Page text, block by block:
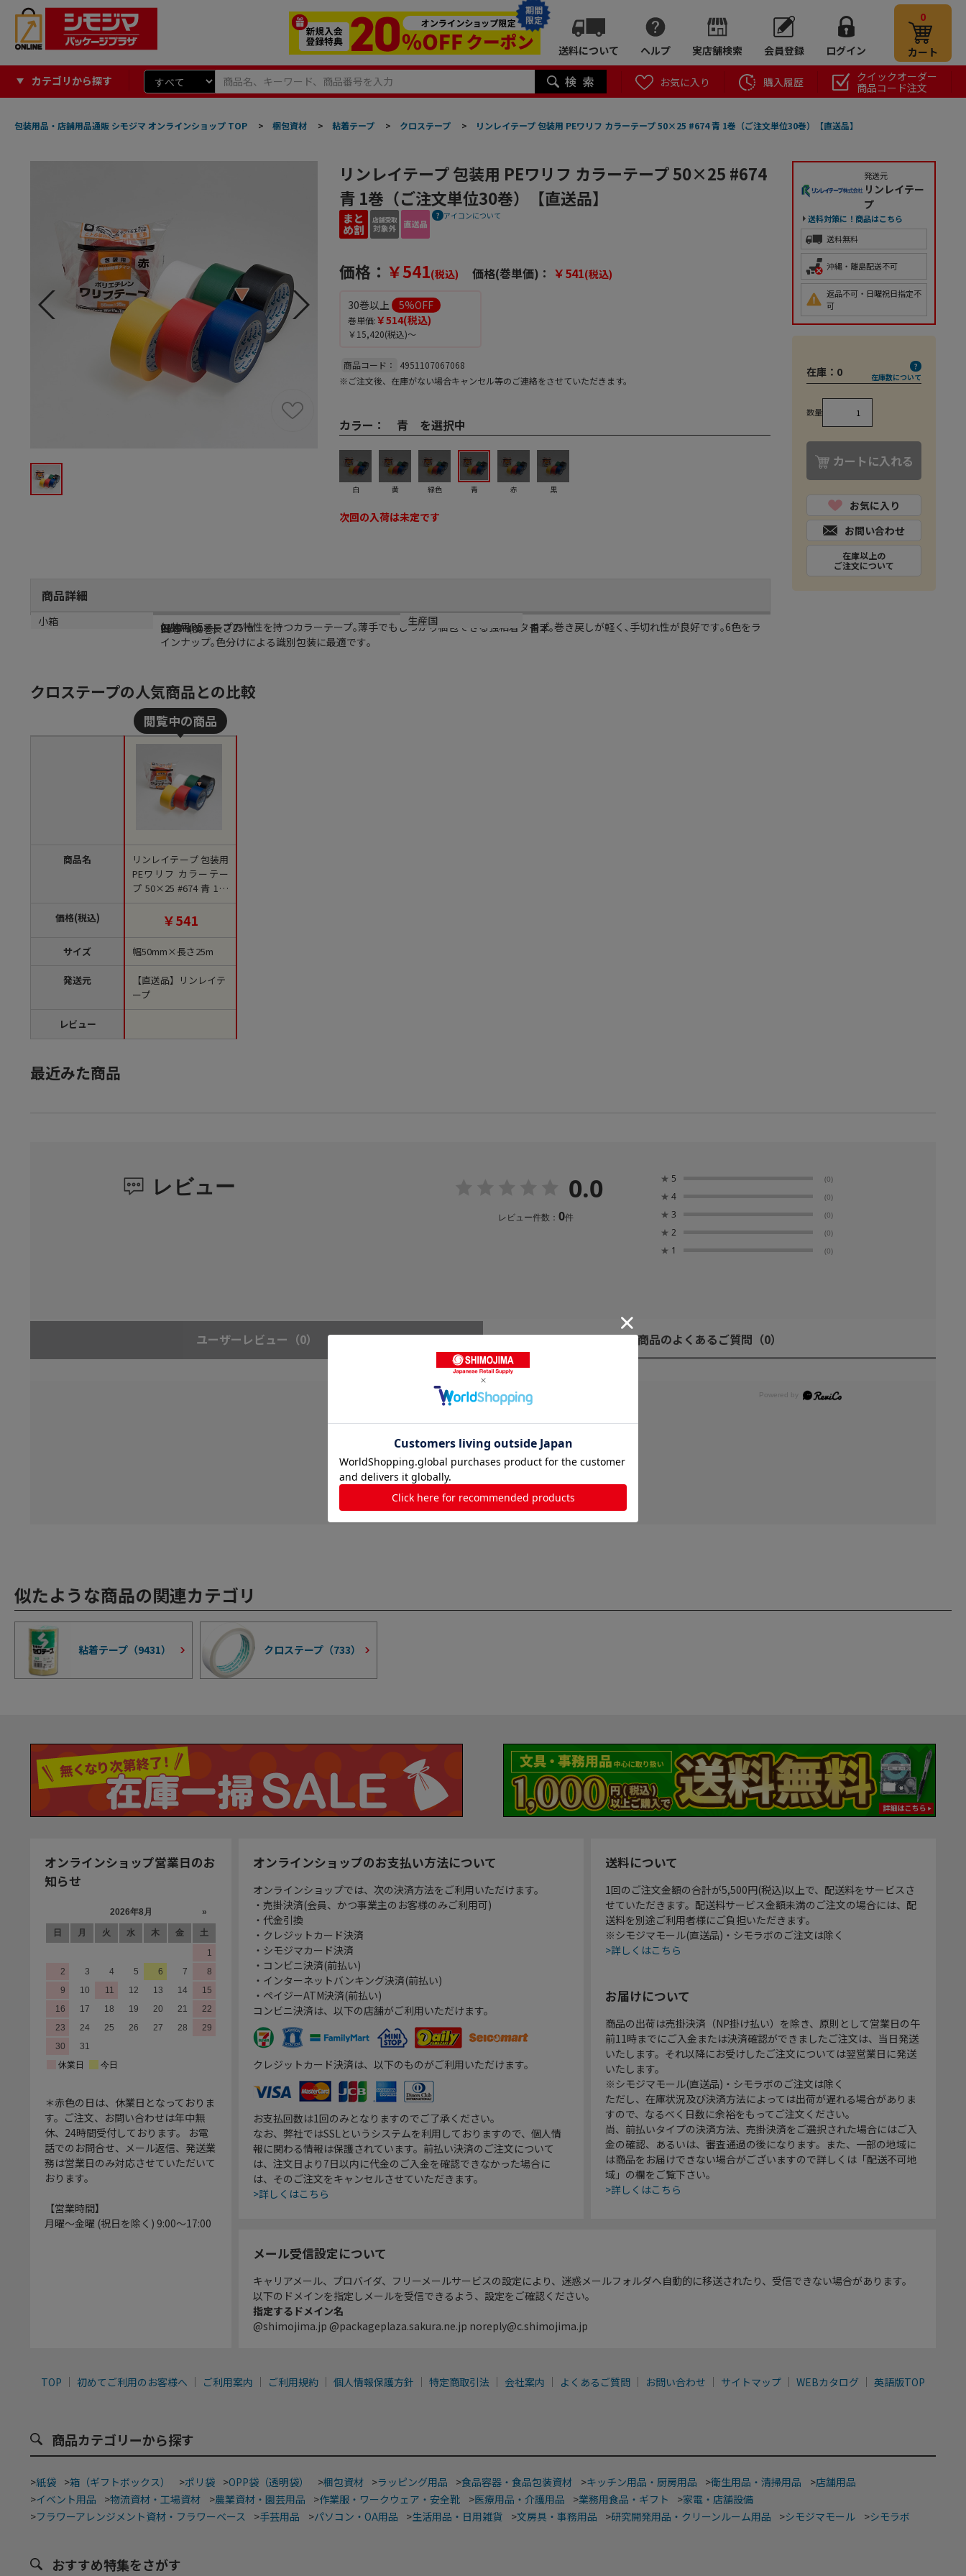
期間
限定
送料について ヘルプ 実店舗検索 会員登録 ログイン
0
カート
カテゴリから探す お気に入り 購入履歴
クイックオーダー
商品コード注文
包装用品・店舗用品通販 シモジマ オンラインショップ TOP > 梱包資材 > 粘着テープ > クロステープ > リンレイテープ 包装用 PEワリフ カラーテープ 50×25 #674 青 1巻（ご注文単位30巻）【直送品】
リンレイテープ 包装用 PEワリフ カラーテープ 50×25 #674
青 1巻（ご注文単位30巻）【直送品】
アイコンについて
価格： ￥541(税込) 価格(巻単価)： ￥541(税込)
30巻以上 5%OFF
巻単価:￥514(税込)
￥15,420(税込)～
商品コード：
4951107067068
※ご注文後、在庫がない場合キャンセル等のご連絡をさせていただきます。
カラー： 青 を選択中
白 黄 緑色 青 赤 黒
次回の入荷は未定です
商品詳細
商品説明
包装用PEテープの特性を持つカラーテープ｡薄手でもしっかり梱包できる強粘着タイプ｡巻き戻しが軽く､手切れ性が良好です｡6色をラ
インナップ｡色分けによる識別包装に最適です｡
サイズ
幅50mm×長さ25m
カラー
青
材質
PEワリフ
生産国
日本
小箱
30巻（30巻）
発送元
リンレイテー
プ
送料対策に！商品はこちら
送料無料
沖縄・離島配送不可
返品不可・日曜祝日指定不
可
在庫： 0 在庫数について
数量
カートに入れる
お気に入り
お問い合わせ
在庫以上の
ご注文について
クロステープの人気商品との比較
商品名
価格(税込)
サイズ
発送元
レビュー
リンレイテープ 包装用
PEワリフ カラーテー
プ 50×25 #674 青 1巻
（ご注文単位30巻）
【直送品】￥541
幅50mm×長さ25m
【直送品】リンレイテ
ープ
最近みた商品
レビュー 0.0
レビュー件数： 0件
★ 5 (0)
★ 4 (0)
★ 3 (0)
★ 2 (0)
★ 1 (0)
ユーザーレビュー （0） 商品のよくあるご質問 （0）
レビューはありません。
似たような商品の関連カテゴリ
粘着テープ（9431） クロステープ（733）
オンラインショップ営業日のお
知らせ
＊赤色の日は、休業日となっておりま
す。ご注文、お問い合わせは年中無
休、24時間受付しております。 お電
話でのお問合せ、メール返信、発送業
務は営業日のみ対応させていただいて
おります。
【営業時間】
月曜～金曜 (祝日を除く) 9:00～17:00
オンラインショップのお支払い方法について
オンラインショップでは、次の決済方法をご利用いただけます。
・売掛決済(会員、かつ事業主のお客様のみご利用可)
・代金引換
・クレジットカード決済
・シモジマカード決済
・コンビニ決済(前払い)
・インターネットバンキング決済(前払い)
・ペイジーATM決済(前払い)
コンビニ決済は、以下の店舗がご利用いただけます。
クレジットカード決済は、以下のものがご利用いただけます。
お支払回数は1回のみとなりますのでご了承ください。
なお、弊社ではSSLというシステムを利用しておりますので、個人情
報に関わる情報は保護されています。前払い決済のご注文について
は、注文日より7日以内に代金のご入金を確認できなかった場合に
は、そのご注文をキャンセルさせていただきます。
>詳しくはこちら
送料について
1回のご注文金額の合計が5,500円(税込)以上で、配送料をサービスさ
せていただきます。配送料サービス金額未満のご注文の場合には、配
送料を別途ご利用者様にご負担いただきます。
※シモジマモール(直送品)・シモラボのご注文は除く
>詳しくはこちら
お届けについて
商品の出荷は売掛決済（NP掛け払い）を除き、原則として営業日の午
前11時までにご入金または決済確認ができましたご注文は、当日発送
いたします。それ以降にお受けしたご注文については翌営業日に発送
いたします。
※シモジマモール(直送品)・シモラボのご注文は除く
ただし、在庫状況及び決済方法によっては出荷が遅れる場合がありま
すので、なるべく日数に余裕をもってご注文ください。
尚、前払いタイプの決済方法、売掛決済をご選択された場合にはご入
金の確認、あるいは、審査通過の後になります。また、一部の地域に
は商品をお届けできない場合がございますので詳しくは「配送不可地
域」の欄をご覧下さい。
>詳しくはこちら
メール受信設定について
キャリアメール、プロバイダ、フリーメールサービスの設定により、迷惑メールフォルダへ自動的に移送されたり、受信できない場合があります。
以下のドメインを指定しメールを受信できるよう、設定をご確認ください。
指定するドメイン名
@shimojima.jp @packageplaza.sakura.ne.jp noreply@c.shimojima.jp
TOP 初めてご利用のお客様へ ご利用案内 ご利用規約 個人情報保護方針 特定商取引法 会社案内 よくあるご質問 お問い合わせ サイトマップ WEBカタログ 英語版TOP
商品カテゴリーから探す
>紙袋 >箱（ギフトボックス） >ポリ袋 >OPP袋（透明袋） >梱包資材 >ラッピング用品 >食品容器・食品包装資材 >キッチン用品・厨房用品 >衛生用品・清掃用品 >店舗用品
>イベント用品 >物流資材・工場資材 >農業資材・園芸用品 >作業服・ワークウェア・安全靴 >医療用品・介護用品 >業務用食品・ギフト >家電・店舗設備
>フラワーアレンジメント資材・フラワーベース >手芸用品 >パソコン・OA用品 >生活用品・日用雑貨 >文房具・事務用品 >研究開発用品・クリーンルーム用品 >シモジマモール >シモラボ
おすすめ特集をさがす